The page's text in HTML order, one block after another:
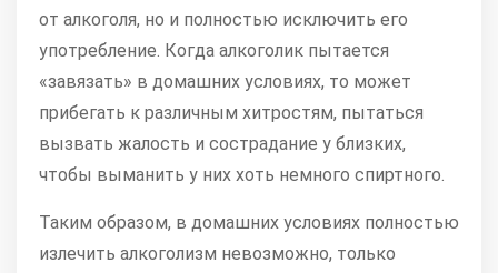
от алкоголя, но и полностью исключить его
употребление. Когда алкоголик пытается
«завязать» в домашних условиях, то может
прибегать к различным хитростям, пытаться
вызвать жалость и сострадание у близких,
чтобы выманить у них хоть немного спиртного.
Таким образом, в домашних условиях полностью
излечить алкоголизм невозможно, только